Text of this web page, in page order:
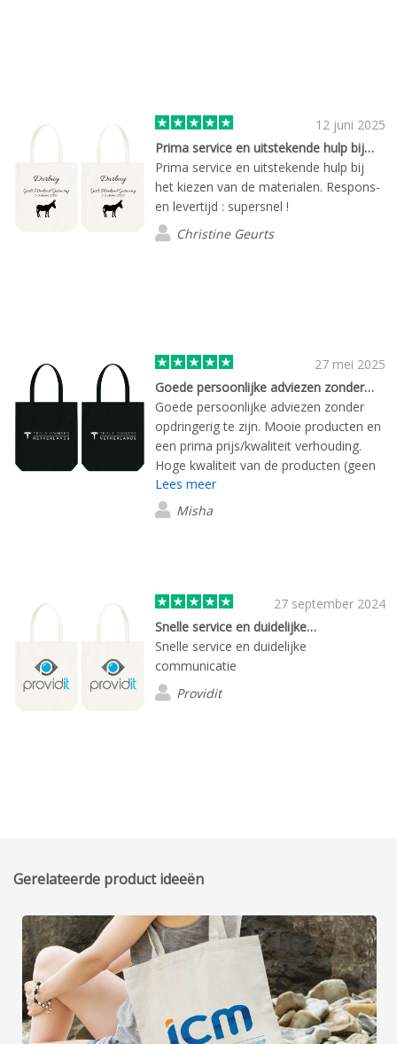
12 juni 2025
Prima service en uitstekende hulp bij…
Prima service en uitstekende hulp bij
het kiezen van de materialen. Respons-
en levertijd : supersnel !
Christine Geurts
27 mei 2025
Goede persoonlijke adviezen zonder…
Goede persoonlijke adviezen zonder
opdringerig te zijn. Mooie producten en
een prima prijs/kwaliteit verhouding.
Hoge kwaliteit van de producten (geen
goedkope meuk).
Lees meer
Misha
27 september 2024
Snelle service en duidelijke…
Snelle service en duidelijke
communicatie
Providit
Gerelateerde product ideeën